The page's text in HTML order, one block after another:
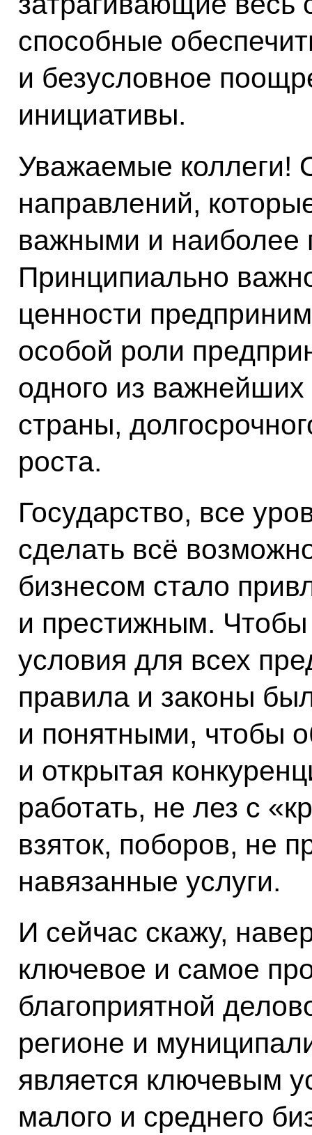
способные
и безусловное
инициативы.
Уважаемые коллеги!
направлений,
важными и наиболее
Принципиально
ценности
особой роли
одного из важнейших
страны,
роста.
Государство, все
сделать всё
бизнесом стало
и престижным.
условия для всех
правила и законы
и понятными, чтобы
и открытая
работать, не лез с
взяток, поборов, не
навязанные услуги.
И сейчас скажу,
ключевое и самое
благоприятной
регионе и
является ключевым
малого и среднего